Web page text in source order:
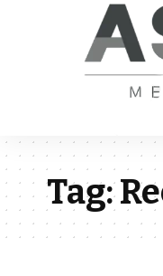
Tag: